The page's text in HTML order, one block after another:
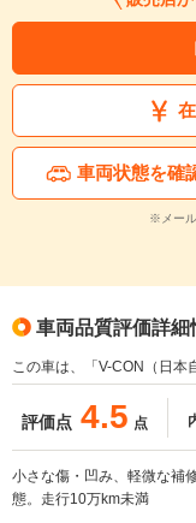
車両状態を確
※メール
車両品質評価詳細
この車は、「V-CON（日本
評価点 4.5 点
小さな傷・凹み、軽微な補
態。走行10万km未満